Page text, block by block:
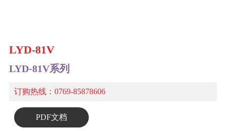
LYD-81V
LYD-81V系列
订购热线：0769-85878606
PDF文档